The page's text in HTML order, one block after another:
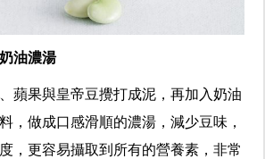
油濃湯
蘋果與皇帝豆攪打成泥，再加入奶油
，做成口感滑順的濃湯，減少豆味，
，更容易攝取到所有的營養素，非常